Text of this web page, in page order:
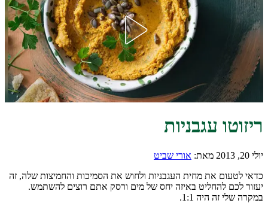
ריזוטו עגבניות
יולי 20, 2013 מאת: אורי שביט
כדאי לטעום את מחית העגבניות ולחוש את הסמיכות והחמיצות שלה, זה
יעזור לכם להחליט באיזה יחס של מים ורסק אתם רוצים להשתמש.
במקרה שלי זה היה 1:1.